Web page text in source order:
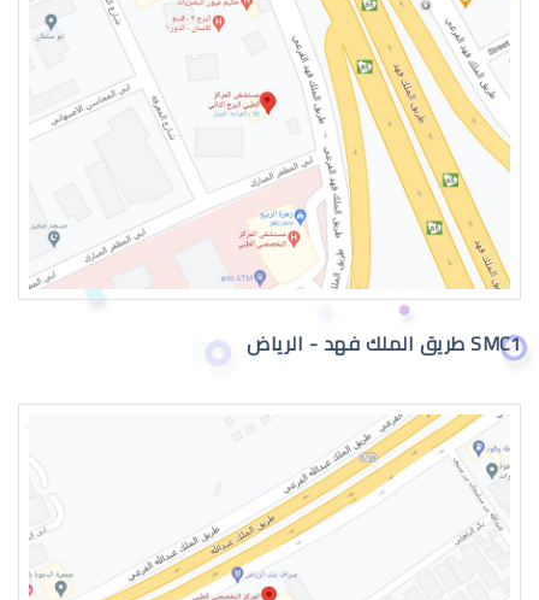
عمليات التجميل للعين
جراحة تجميل العيون
جراحة تجميل العيون بالرياض
SMC1 طريق الملك فهد - الرياض